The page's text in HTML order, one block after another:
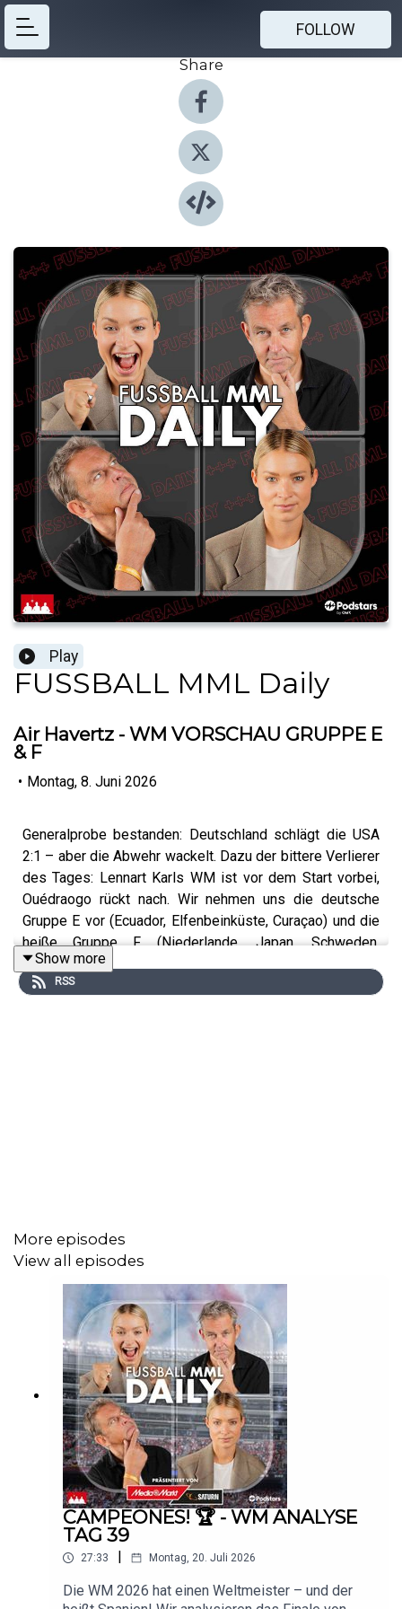
FOLLOW
Share
Play
FUSSBALL MML Daily
Air Havertz - WM VORSCHAU GRUPPE E
& F
• Montag, 8. Juni 2026
Generalprobe bestanden: Deutschland schlägt die USA
2:1 – aber die Abwehr wackelt. Dazu der bittere Verlierer
des Tages: Lennart Karls WM ist vor dem Start vorbei,
Ouédraogo rückt nach. Wir nehmen uns die deutsche
Gruppe E vor (Ecuador, Elfenbeinküste, Curaçao) und die
heiße Gruppe F (Niederlande, Japan, Schweden,
Tunesien). Und die Frauen? Die haben mit dem 2:0 gegen
Norwegen das WM-Ticket für Brasilien schon
Show more
RSS
More episodes
View all episodes
CAMPEONES! 🏆 - WM ANALYSE
TAG 39
27:33 Montag, 20. Juli 2026
Die WM 2026 hat einen Weltmeister – und der